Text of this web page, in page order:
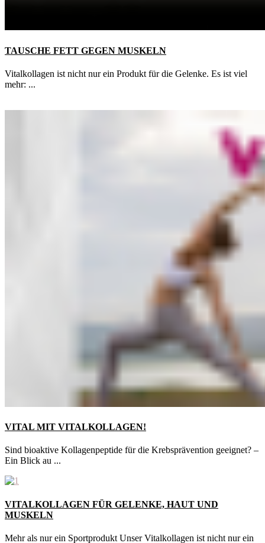
TAUSCHE FETT GEGEN MUSKELN
Vitalkollagen ist nicht nur ein Produkt für die Gelenke. Es ist viel
mehr: ...
VITAL MIT VITALKOLLAGEN!
Sind bioaktive Kollagenpeptide für die Krebsprävention geeignet? –
Ein Blick au ...
VITALKOLLAGEN FÜR GELENKE, HAUT UND
MUSKELN
Mehr als nur ein Sportprodukt Unser Vitalkollagen ist nicht nur ein